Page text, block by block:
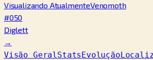
Visualizando AtualmenteVenomoth
#050
Diglett
→
Visão GeralStatsEvolução